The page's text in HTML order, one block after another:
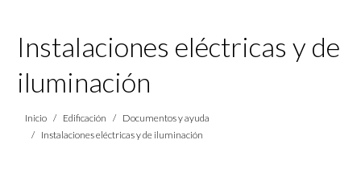
Instalaciones eléctricas y de
iluminación
Inicio Edificación
Documentos y ayuda
Instalaciones eléctricas y de iluminación